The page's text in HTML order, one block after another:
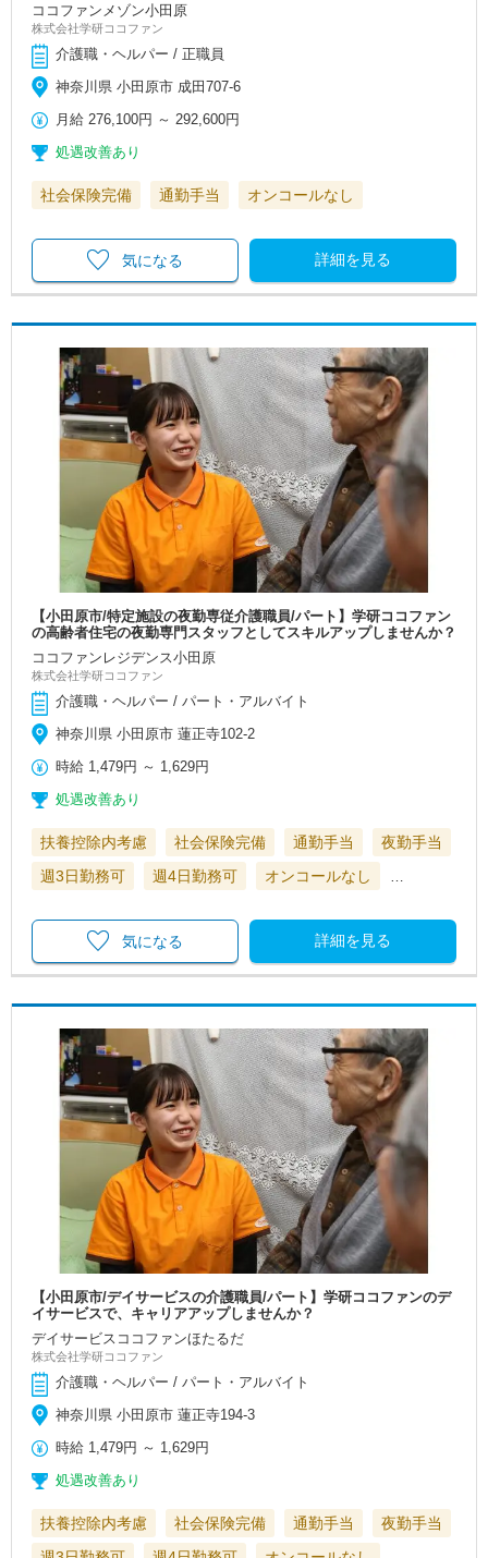
ココファンメゾン小田原
株式会社学研ココファン
介護職・ヘルパー / 正職員
神奈川県 小田原市 成田707-6
月給 276,100円 ～ 292,600円
処遇改善あり
社会保険完備 通勤手当 オンコールなし
詳細を見る
気になる
【小田原市/特定施設の夜勤専従介護職員/パート】学研ココファン
の高齢者住宅の夜勤専門スタッフとしてスキルアップしませんか？
ココファンレジデンス小田原
株式会社学研ココファン
介護職・ヘルパー / パート・アルバイト
神奈川県 小田原市 蓮正寺102-2
時給 1,479円 ～ 1,629円
処遇改善あり
扶養控除内考慮 社会保険完備 通勤手当
夜勤手当
週3日勤務可
週4日勤務可 オンコールなし
詳細を見る
気になる
【小田原市/デイサービスの介護職員/パート】学研ココファンのデ
イサービスで、キャリアアップしませんか？
デイサービスココファンほたるだ
株式会社学研ココファン
介護職・ヘルパー / パート・アルバイト
神奈川県 小田原市 蓮正寺194-3
時給 1,479円 ～ 1,629円
処遇改善あり
扶養控除内考慮 社会保険完備 通勤手当
夜勤手当